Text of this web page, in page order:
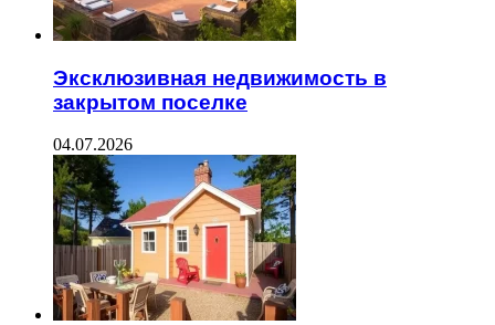
Эксклюзивная недвижимость в
закрытом поселке
04.07.2026